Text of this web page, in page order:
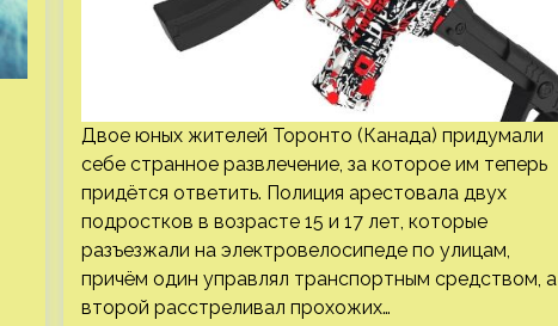
Двое юных жителей Торонто (Канада) придумали
себе странное развлечение, за которое им теперь
придётся ответить. Полиция арестовала двух
подростков в возрасте 15 и 17 лет, которые
разъезжали на электровелосипеде по улицам,
причём один управлял транспортным средством, а
второй расстреливал прохожих…